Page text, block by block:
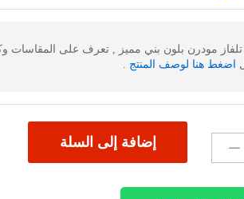
تلفاز مودرن بلون بني مميز , تعرف على
اضغط هنا لوصف المنتج .
إضافة إلى السلة